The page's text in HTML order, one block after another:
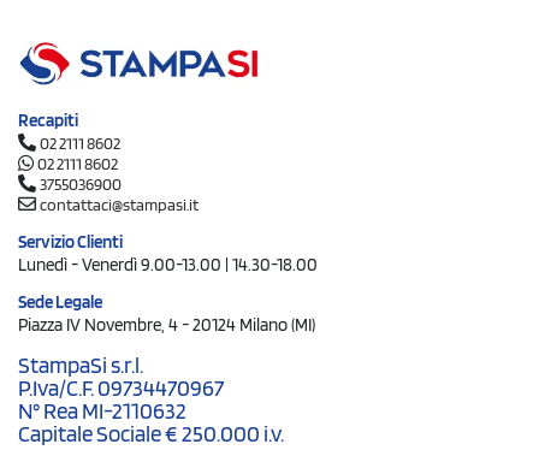
Recapiti
02 2111 8602
02 2111 8602
3755036900
contattaci@stampasi.it
Servizio Clienti
Lunedì - Venerdì 9.00-13.00 | 14.30-18.00
Sede Legale
Piazza IV Novembre, 4 - 20124 Milano (MI)
StampaSi s.r.l.
P.Iva/C.F. 09734470967
N° Rea MI-2110632
Capitale Sociale € 250.000 i.v.